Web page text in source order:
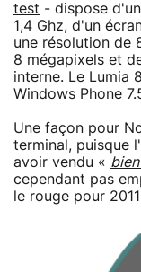
test - dispose
1,4 Ghz, d'un
une résolution de
8 mégapixels et
interne. Le Lumia
Windows Phone
Une façon pour
terminal, puisque
avoir vendu «
cependant pas
le rouge pour